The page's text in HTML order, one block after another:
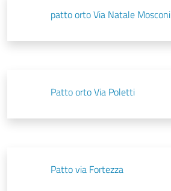
patto orto Via Natale Mosconi
Patto orto Via Poletti
Patto via Fortezza